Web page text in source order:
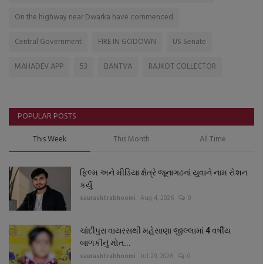
On the highway near Dwarka have commenced
Central Government
FIRE IN GODOWN
US Senate
MAHADEV APP
53 BANTVA RAJKOT COLLECTOR
POPULAR POSTS
This Week This Month All Time
ફિલ્મ અને મીડિયા ક્ષેત્રે જૂનાગઢનાં યુવાને નામ રોશન
કર્યું
saurashtrabhoomi Aug 4, 2026 0
ચાંદીપુરા વાયરસથી મહેસાણા જીલ્લામાં 4 વર્ષીય
બાળકીનું મોત...
saurashtrabhoomi Jul 29, 2026 0